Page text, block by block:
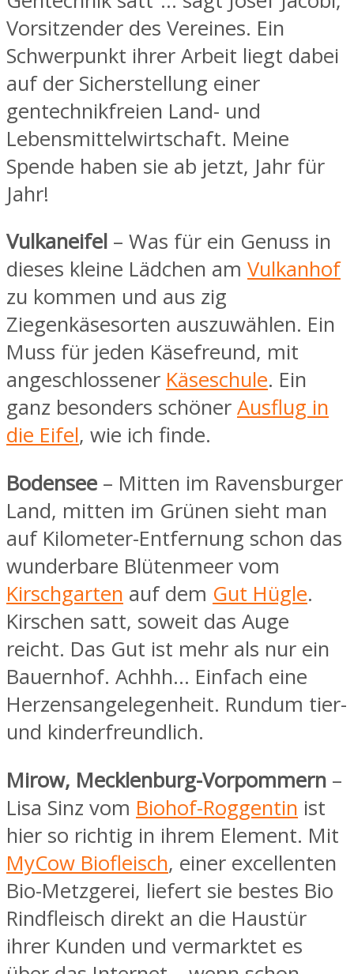
Vorsitzender des Vereines. Ein
Schwerpunkt ihrer Arbeit liegt dabei
auf der Sicherstellung einer
gentechnikfreien Land- und
Lebensmittelwirtschaft. Meine
Spende haben sie ab jetzt, Jahr für
Jahr!
Vulkaneifel – Was für ein Genuss in
dieses kleine Lädchen am Vulkanhof
zu kommen und aus zig
Ziegenkäsesorten auszuwählen. Ein
Muss für jeden Käsefreund, mit
angeschlossener Käseschule. Ein
ganz besonders schöner Ausflug in
die Eifel, wie ich finde.
Bodensee – Mitten im Ravensburger
Land, mitten im Grünen sieht man
auf Kilometer-Entfernung schon das
wunderbare Blütenmeer vom
Kirschgarten auf dem Gut Hügle.
Kirschen satt, soweit das Auge
reicht. Das Gut ist mehr als nur ein
Bauernhof. Achhh… Einfach eine
Herzensangelegenheit. Rundum tier-
und kinderfreundlich.
Mirow, Mecklenburg-Vorpommern –
Lisa Sinz vom Biohof-Roggentin ist
hier so richtig in ihrem Element. Mit
MyCow Biofleisch, einer excellenten
Bio-Metzgerei, liefert sie bestes Bio
Rindfleisch direkt an die Haustür
ihrer Kunden und vermarktet es